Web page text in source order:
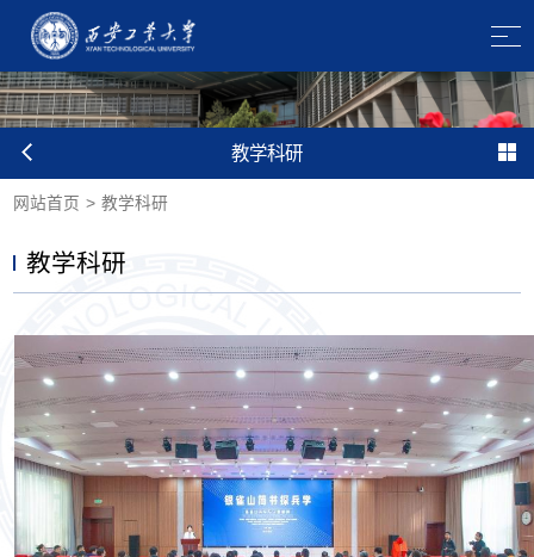
教学科研
教学科研
网站首页 > 教学科研